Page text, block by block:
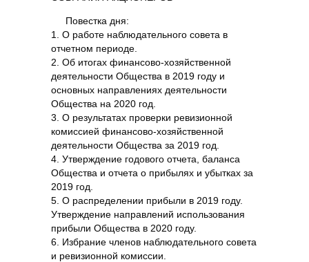
Повестка дня:
1. О работе наблюдательного совета в
отчетном периоде.
2. Об итогах финансово-хозяйственной
деятельности Общества в 2019 году и
основных направлениях деятельности
Общества на 2020 год.
3. О результатах проверки ревизионной
комиссией финансово-хозяйственной
деятельности Общества за 2019 год.
4. Утверждение годового отчета, баланса
Общества и отчета о прибылях и убытках за
2019 год.
5. О распределении прибыли в 2019 году.
Утверждение направлений использования
прибыли Общества в 2020 году.
6. Избрание членов наблюдательного совета
и ревизионной комиссии.